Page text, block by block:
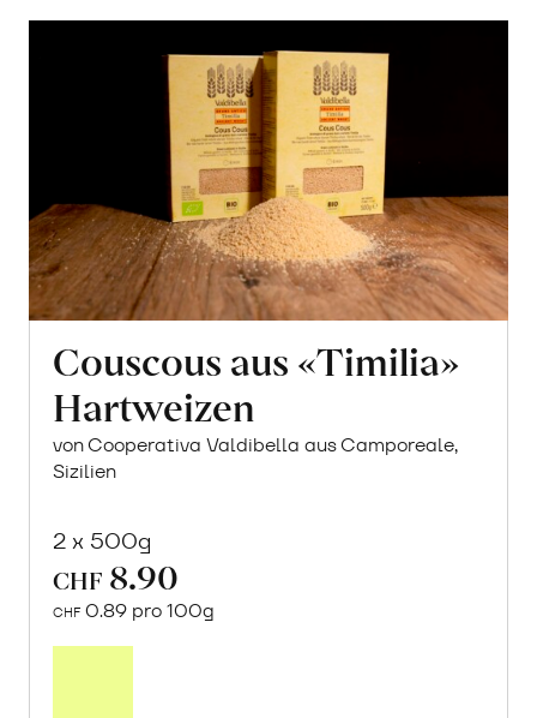
Couscous aus «Timilia»
Hartweizen
von Cooperativa Valdibella aus Camporeale,
Sizilien
2 x 500g
CHF 8.90
CHF 0.89 pro 100g